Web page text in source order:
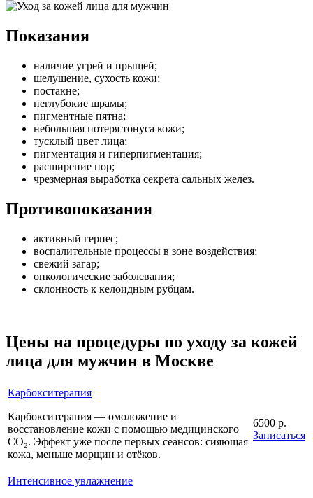
Показания
наличие угрей и прыщей;
шелушение, сухость кожи;
постакне;
неглубокие шрамы;
пигментные пятна;
небольшая потеря тонуса кожи;
тусклый цвет лица;
пигментация и гиперпигментация;
расширение пор;
чрезмерная выработка секрета сальных желез.
Противопоказания
активный герпес;
воспалительные процессы в зоне воздействия;
свежий загар;
онкологические заболевания;
склонность к келоидным рубцам.
Цены на процедуры по уходу за кожей
лица для мужчин в Москве
Карбокситерапия
Карбокситерапия — омоложение и
восстановление кожи с помощью медицинского
CO₂. Эффект уже после первых сеансов: сияющая
кожа, меньше морщин и отёков.
6500 р.
Записаться
Интенсивное увлажнение